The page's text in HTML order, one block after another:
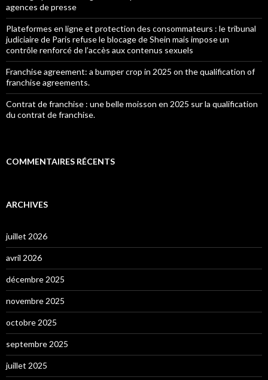
agences de presse
Plateformes en ligne et protection des consommateurs : le tribunal
judiciaire de Paris refuse le blocage de Shein mais impose un
contrôle renforcé de l’accès aux contenus sexuels
Franchise agreement: a bumper crop in 2025 on the qualification of
franchise agreements.
Contrat de franchise : une belle moisson en 2025 sur la qualification
du contrat de franchise.
COMMENTAIRES RÉCENTS
ARCHIVES
juillet 2026
avril 2026
décembre 2025
novembre 2025
octobre 2025
septembre 2025
juillet 2025